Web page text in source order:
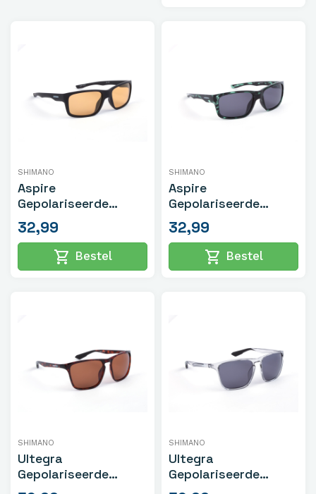
SHIMANO
Aspire
Gepolariseerde
Zonnebril Mat Zwart
32,99
shopping_cart Bestel
SHIMANO
Aspire
Gepolariseerde
Zonnebril Groen
Tortoiseshell
32,99
shopping_cart Bestel
SHIMANO
Ultegra
Gepolariseerde
Zonnebril
SHIMANO
Ultegra
Gepolariseerde
Zonnebril